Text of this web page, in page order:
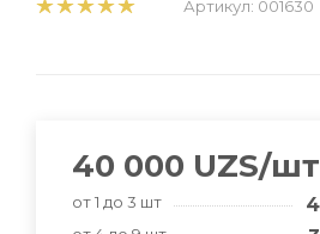
Артикул: 001630
40 000 UZS/шт
от 1 до 3 шт